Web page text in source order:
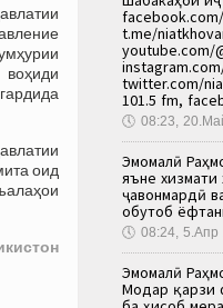
оид
t.me/
youtube.com/
twitter.com/
101.5 fm,
🕔 08:23,
Эмомалӣ
яъне хизмати
ҷавонмардӣ
обутоб
🕔 08:24, 5.Апр
Эмомалӣ
Модар қарзи